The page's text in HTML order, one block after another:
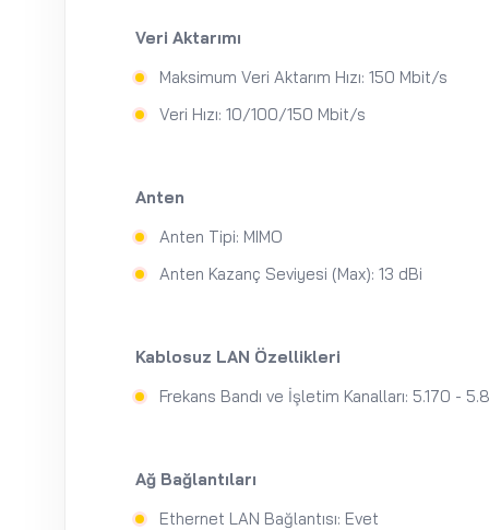
Veri Aktarımı
Maksimum Veri Aktarım Hızı: 150 Mbit/s
Veri Hızı: 10/100/150 Mbit/s
Anten
Anten Tipi: MIMO
Anten Kazanç Seviyesi (Max): 13 dBi
Kablosuz LAN Özellikleri
Frekans Bandı ve İşletim Kanalları: 5.170 -
Ağ Bağlantıları
Ethernet LAN Bağlantısı: Evet